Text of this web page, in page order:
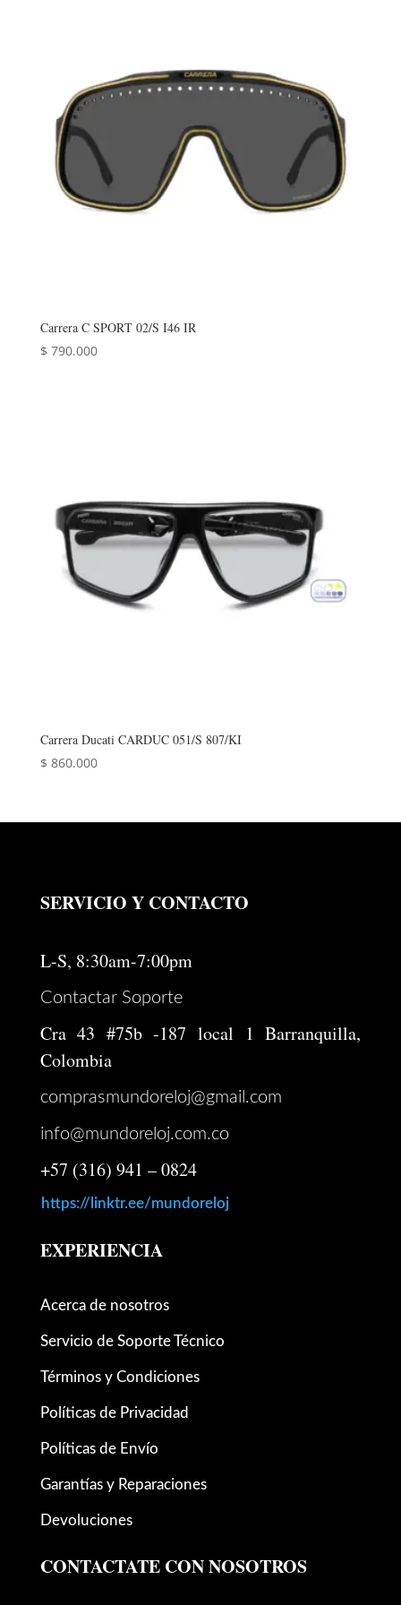
Carrera C SPORT 02/S I46 IR
$ 790.000
Carrera Ducati CARDUC 051/S 807/KI
$ 860.000
SERVICIO Y CONTACTO
L-S, 8:30am-7:00pm
Contactar Soporte
Cra 43 #75b -187 local 1 Barranquilla,
Colombia
comprasmundoreloj@gmail.com
info@mundoreloj.com.co
+57 (316) 941 – 0824
https://linktr.ee/mundoreloj
EXPERIENCIA
Acerca de nosotros
Servicio de Soporte Técnico
Términos y Condiciones
Políticas de Privacidad
Políticas de Envío
Garantías y Reparaciones
Devoluciones
CONTACTATE CON NOSOTROS